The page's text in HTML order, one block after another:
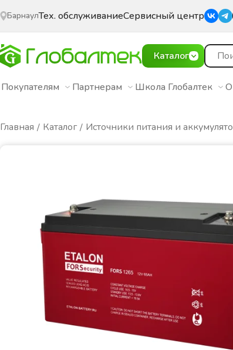
БарнаулТех. обслуживаниеСервисный центр
Каталог
Покупателям Партнерам Школа Глобалтек
Главная Каталог Источники питания и